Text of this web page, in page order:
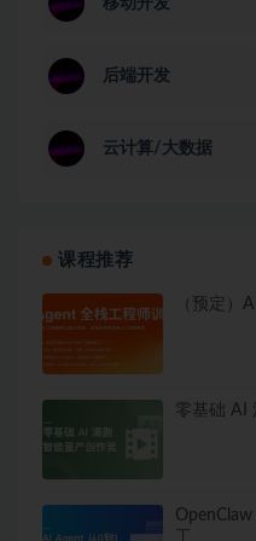
移动开发
后端开发
云计算/大数据
课程推荐
（预定）
零基础 AI